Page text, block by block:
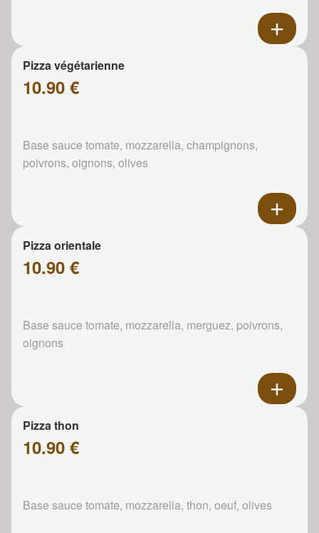
Pizza végétarienne
10.90 €
Base sauce tomate, mozzarella, champignons,
poivrons, oignons, olives
Pizza orientale
10.90 €
Base sauce tomate, mozzarella, merguez, poivrons,
oignons
Pizza thon
10.90 €
Base sauce tomate, mozzarella, thon, oeuf, olives